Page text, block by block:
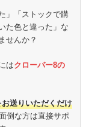
」「ストックで購
た色と違った」な
せんか？
はクローバー8の
送りいただくだけ
倒な方は直接サポ